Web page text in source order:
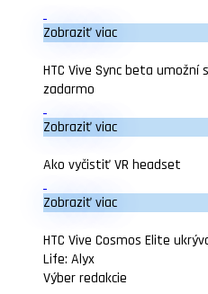
Zobraziť viac
HTC Vive Sync beta
zadarmo
Zobraziť viac
Ako vyčistiť VR headset
Zobraziť viac
HTC Vive Cosmos Elite
Life: Alyx
Výber redakcie